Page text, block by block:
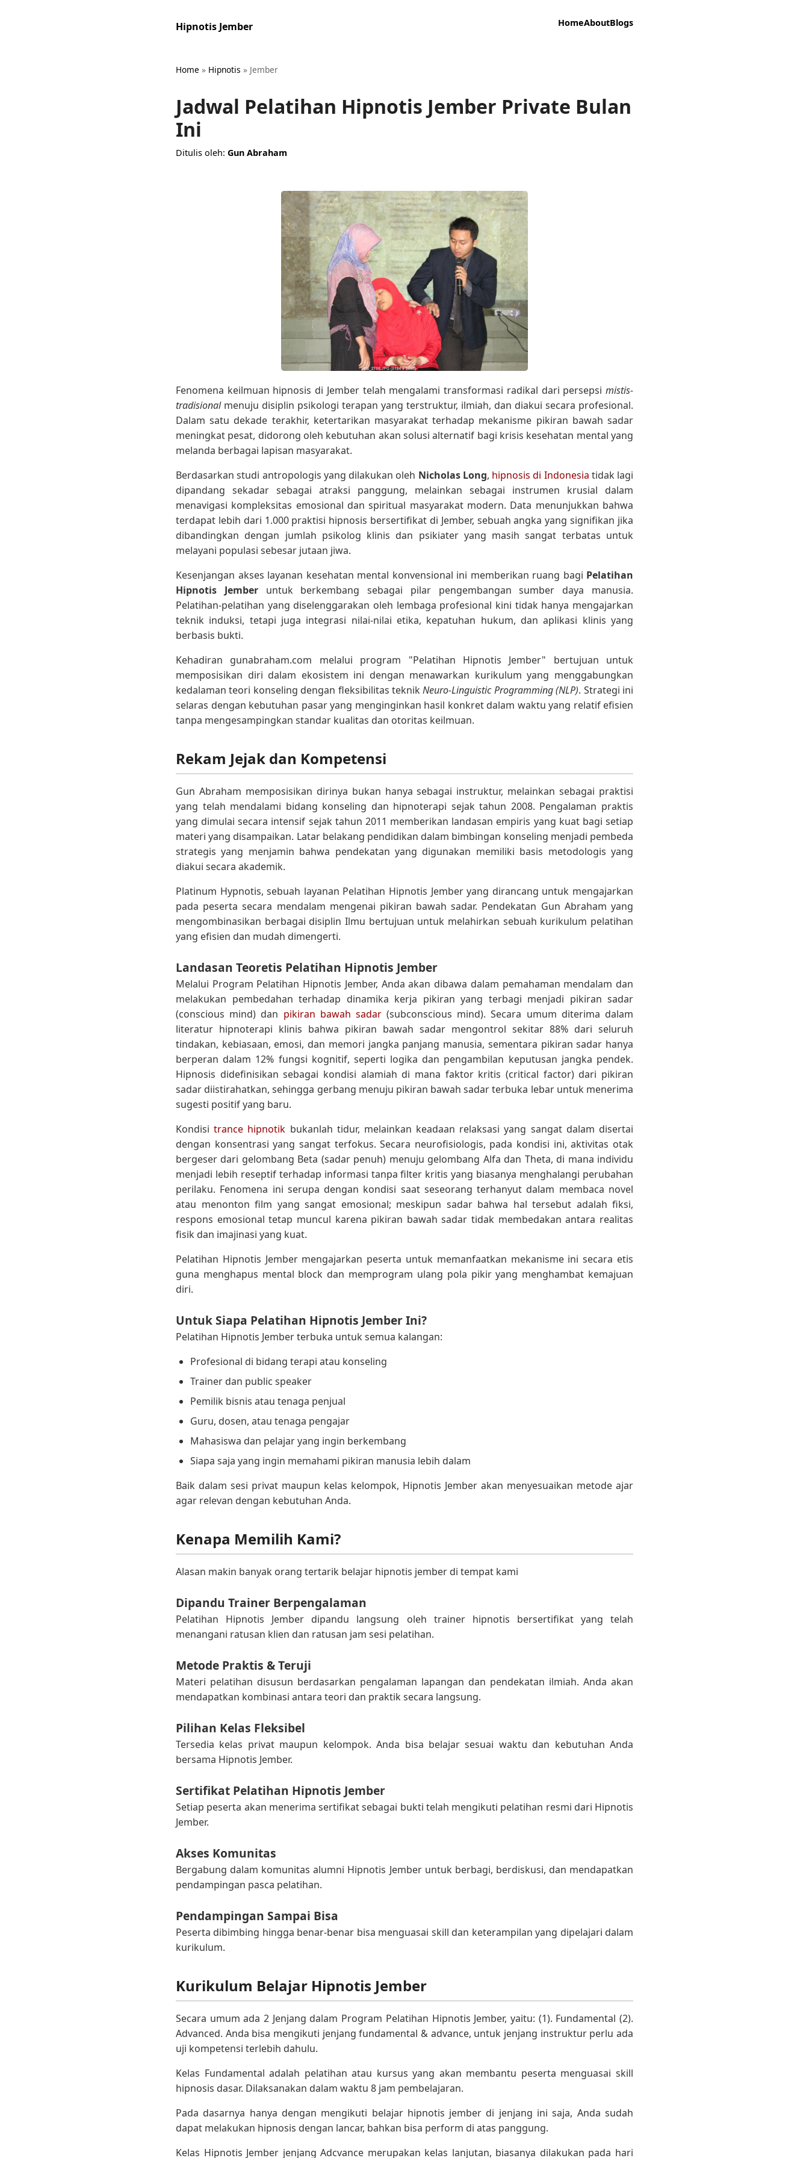
Hipnotis Jember HomeAboutBlogs
Home » Hipnotis » Jember
Jadwal Pelatihan Hipnotis Jember Private Bulan
Ini
Ditulis oleh: Gun Abraham
Fenomena keilmuan hipnosis di Jember telah mengalami transformasi radikal dari persepsi mistis-
tradisionalmenuju disiplin psikologi terapan yang terstruktur, ilmiah, dan diakui secara profesional.
Dalam satu dekade terakhir, ketertarikan masyarakat terhadap mekanisme pikiran bawah sadar
meningkat pesat, didorong oleh kebutuhan akan solusi alternatif bagi krisis kesehatan mental yang
melanda berbagai lapisan masyarakat.
Berdasarkan studi antropologis yang dilakukan oleh Nicholas Long, hipnosis di Indonesia tidak lagi
dipandang sekadar sebagai atraksi panggung, melainkan sebagai instrumen krusial dalam
menavigasi kompleksitas emosional dan spiritual masyarakat modern. Data menunjukkan bahwa
terdapat lebih dari 1.000 praktisi hipnosis bersertifikat di Jember, sebuah angka yang signifikan jika
dibandingkan dengan jumlah psikolog klinis dan psikiater yang masih sangat terbatas untuk
melayani populasi sebesar jutaan jiwa.
Kesenjangan akses layanan kesehatan mental konvensional ini memberikan ruang bagi Pelatihan
Hipnotis Jemberuntuk berkembang sebagai pilar pengembangan sumber daya manusia.
Pelatihan-pelatihan yang diselenggarakan oleh lembaga profesional kini tidak hanya mengajarkan
teknik induksi, tetapi juga integrasi nilai-nilai etika, kepatuhan hukum, dan aplikasi klinis yang
berbasis bukti.
Kehadiran gunabraham.com melalui program "Pelatihan Hipnotis Jember" bertujuan untuk
memposisikan diri dalam ekosistem ini dengan menawarkan kurikulum yang menggabungkan
kedalaman teori konseling dengan fleksibilitas teknikNeuro-Linguistic Programming (NLP). Strategi ini
selaras dengan kebutuhan pasar yang menginginkan hasil konkret dalam waktu yang relatif efisien
tanpa mengesampingkan standar kualitas dan otoritas keilmuan.
Rekam Jejak dan Kompetensi
Gun Abraham memposisikan dirinya bukan hanya sebagai instruktur, melainkan sebagai praktisi
yang telah mendalami bidang konseling dan hipnoterapi sejak tahun 2008. Pengalaman praktis
yang dimulai secara intensif sejak tahun 2011 memberikan landasan empiris yang kuat bagi setiap
materi yang disampaikan. Latar belakang pendidikan dalam bimbingan konseling menjadi pembeda
strategis yang menjamin bahwa pendekatan yang digunakan memiliki basis metodologis yang
diakui secara akademik.
Platinum Hypnotis, sebuah layanan Pelatihan Hipnotis Jember yang dirancang untuk mengajarkan
pada peserta secara mendalam mengenai pikiran bawah sadar. Pendekatan Gun Abraham yang
mengombinasikan berbagai disiplin Ilmu bertujuan untuk melahirkan sebuah kurikulum pelatihan
yang efisien dan mudah dimengerti.
Landasan Teoretis Pelatihan Hipnotis Jember
Melalui Program Pelatihan Hipnotis Jember, Anda akan dibawa dalam pemahaman mendalam dan
melakukan pembedahan terhadap dinamika kerja pikiran yang terbagi menjadi pikiran sadar
(conscious mind) dan pikiran bawah sadar(subconscious mind). Secara umum diterima dalam
literatur hipnoterapi klinis bahwa pikiran bawah sadar mengontrol sekitar 88% dari seluruh
tindakan, kebiasaan, emosi, dan memori jangka panjang manusia, sementara pikiran sadar hanya
berperan dalam 12% fungsi kognitif, seperti logika dan pengambilan keputusan jangka pendek.
Hipnosis didefinisikan sebagai kondisi alamiah di mana faktor kritis (critical factor) dari pikiran
sadar diistirahatkan, sehingga gerbang menuju pikiran bawah sadar terbuka lebar untuk menerima
sugesti positif yang baru.
Kondisitrance hipnotik bukanlah tidur, melainkan keadaan relaksasi yang sangat dalam disertai
dengan konsentrasi yang sangat terfokus. Secara neurofisiologis, pada kondisi ini, aktivitas otak
bergeser dari gelombang Beta (sadar penuh) menuju gelombang Alfa dan Theta, di mana individu
menjadi lebih reseptif terhadap informasi tanpa filter kritis yang biasanya menghalangi perubahan
perilaku. Fenomena ini serupa dengan kondisi saat seseorang terhanyut dalam membaca novel
atau menonton film yang sangat emosional; meskipun sadar bahwa hal tersebut adalah fiksi,
respons emosional tetap muncul karena pikiran bawah sadar tidak membedakan antara realitas
fisik dan imajinasi yang kuat.
Pelatihan Hipnotis Jember mengajarkan peserta untuk memanfaatkan mekanisme ini secara etis
guna menghapus mental block dan memprogram ulang pola pikir yang menghambat kemajuan
diri.
Untuk Siapa Pelatihan Hipnotis Jember Ini?
Pelatihan Hipnotis Jember terbuka untuk semua kalangan:
Profesional di bidang terapi atau konseling
Trainer dan public speaker
Pemilik bisnis atau tenaga penjual
Guru, dosen, atau tenaga pengajar
Mahasiswa dan pelajar yang ingin berkembang
Siapa saja yang ingin memahami pikiran manusia lebih dalam
Baik dalam sesi privat maupun kelas kelompok, Hipnotis Jember akan menyesuaikan metode ajar
agar relevan dengan kebutuhan Anda.
Kenapa Memilih Kami?
Alasan makin banyak orang tertarik belajar hipnotis jember di tempat kami
Dipandu Trainer Berpengalaman
Pelatihan Hipnotis Jember dipandu langsung oleh trainer hipnotis bersertifikat yang telah
menangani ratusan klien dan ratusan jam sesi pelatihan.
Metode Praktis & Teruji
Materi pelatihan disusun berdasarkan pengalaman lapangan dan pendekatan ilmiah. Anda akan
mendapatkan kombinasi antara teori dan praktik secara langsung.
Pilihan Kelas Fleksibel
Tersedia kelas privat maupun kelompok. Anda bisa belajar sesuai waktu dan kebutuhan Anda
bersama Hipnotis Jember.
Sertifikat Pelatihan Hipnotis Jember
Setiap peserta akan menerima sertifikat sebagai bukti telah mengikuti pelatihan resmi dari Hipnotis
Jember.
Akses Komunitas
Bergabung dalam komunitas alumni Hipnotis Jember untuk berbagi, berdiskusi, dan mendapatkan
pendampingan pasca pelatihan.
Pendampingan Sampai Bisa
Peserta dibimbing hingga benar-benar bisa menguasai skill dan keterampilan yang dipelajari dalam
kurikulum.
Kurikulum Belajar Hipnotis Jember
Secara umum ada 2 Jenjang dalam Program Pelatihan Hipnotis Jember, yaitu: (1). Fundamental (2).
Advanced. Anda bisa mengikuti jenjang fundamental & advance, untuk jenjang instruktur perlu ada
uji kompetensi terlebih dahulu.
Kelas Fundamental adalah pelatihan atau kursus yang akan membantu peserta menguasai skill
hipnosis dasar. Dilaksanakan dalam waktu 8 jam pembelajaran.
Pada dasarnya hanya dengan mengikuti belajar hipnotis jember di jenjang ini saja, Anda sudah
dapat melakukan hipnosis dengan lancar, bahkan bisa perform di atas panggung.
Kelas Hipnotis Jember jenjang Adcvance merupakan kelas lanjutan, biasanya dilakukan pada hari